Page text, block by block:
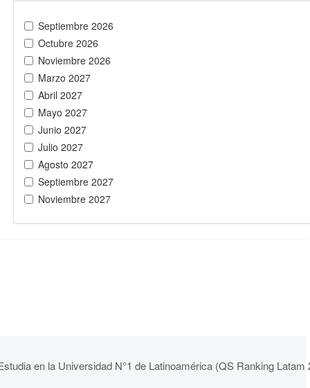
Septiembre 2026
Octubre 2026
Noviembre 2026
Marzo 2027
Abril 2027
Mayo 2027
Junio 2027
Julio 2027
Agosto 2027
Septiembre 2027
Noviembre 2027
en la Universidad N°1 de Latinoamérica (QS Ranking Latam